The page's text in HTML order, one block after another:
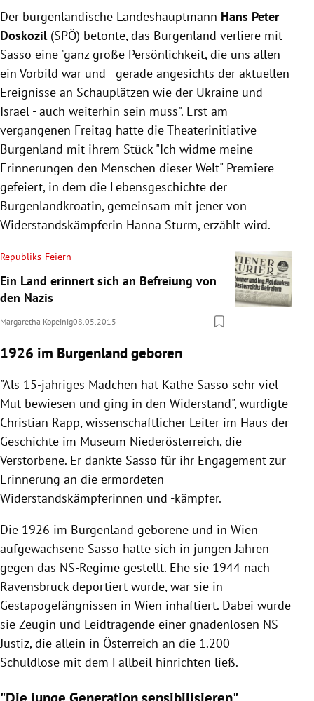
Der burgenländische Landeshauptmann Hans Peter
Doskozil(SPÖ) betonte, das Burgenland verliere mit
Sasso eine "ganz große Persönlichkeit, die uns allen
ein Vorbild war und - gerade angesichts der aktuellen
Ereignisse an Schauplätzen wie der Ukraine und
Israel - auch weiterhin sein muss". Erst am
vergangenen Freitag hatte die Theaterinitiative
Burgenland mit ihrem Stück "Ich widme meine
Erinnerungen den Menschen dieser Welt" Premiere
gefeiert, in dem die Lebensgeschichte der
Burgenlandkroatin, gemeinsam mit jener von
Widerstandskämpferin Hanna Sturm, erzählt wird.
Republiks-Feiern
Ein Land erinnert sich an Befreiung von
den Nazis
Margaretha Kopeinig08.05.2015
1926 im Burgenland geboren
"Als 15-jähriges Mädchen hat Käthe Sasso sehr viel
Mut bewiesen und ging in den Widerstand", würdigte
Christian Rapp, wissenschaftlicher Leiter im Haus der
Geschichte im Museum Niederösterreich, die
Verstorbene. Er dankte Sasso für ihr Engagement zur
Erinnerung an die ermordeten
Widerstandskämpferinnen und -kämpfer.
Die 1926 im Burgenland geborene und in Wien
aufgewachsene Sasso hatte sich in jungen Jahren
gegen das NS-Regime gestellt. Ehe sie 1944 nach
Ravensbrück deportiert wurde, war sie in
Gestapogefängnissen in Wien inhaftiert. Dabei wurde
sie Zeugin und Leidtragende einer gnadenlosen NS-
Justiz, die allein in Österreich an die 1.200
Schuldlose mit dem Fallbeil hinrichten ließ.